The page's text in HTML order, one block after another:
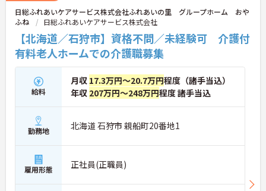
日総ふれあいケアサービス株式会社ふれあいの里 グループホーム おや
ふね
日総ふれあいケアサービス株式会社
【北海道／石狩市】資格不問／未経験可 介護付
有料老人ホームでの介護職募集
給料
月収 17.3万円～20.7万円程度（諸手当込）
年収 207万円～248万円程度 諸手当込
勤務地 北海道 石狩市 親船町20番地1
雇用形態 正社員(正職員)